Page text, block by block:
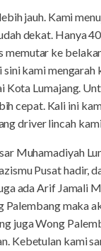
jauh. Kami
dekat. Hanya
ke
kami mengarah
Lumajang.
cepat. Kali ini
driver lincah
Muhamadiyah
Pusat hadir,
ada Arif Jamali
maka
juga Wong
Kebetulan kami